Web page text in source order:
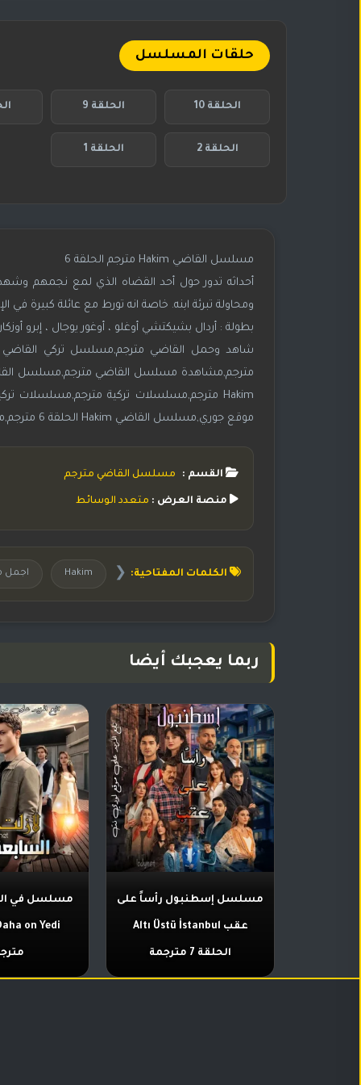
حلقات المسلسل
الحلقة 10 الحلقة 9
الحلقة 2 الحلقة 1
مسلسل القاضي Hakim‬⁩ مترجم الحلقة 6
أحداثه تدور حول أحد القضاه الذي لمع نجمهم
ومحاولة تبرئة ابنه. خاصة انه تورط مع عائلة كبيرة في
بطولة : أردال بشيكتشي أوغلو ، أوغور يوجال ، إبرو
شاهد وحمل القاضي مترجم,مسلسل تركي
موقع جوري,مسلسل القاضي Hakim الحلقة 6 مترجم,مسلسل القاضي Hakim مترجم,مسلسل تركي 2022 Hakim مترجم,افضل مسلسلات تركية
القسم : مسلسل القاضي مترجم
منصة العرض : متعدد الوسائط
الكلمات المفتاحية: ❮
Hakim اجمل
ربما يعجبك أيضا
مسلسل إسطنبول رأساً على
عقب Altı Üstü İstanbul
الحلقة 7 مترجمة
مسلسل في